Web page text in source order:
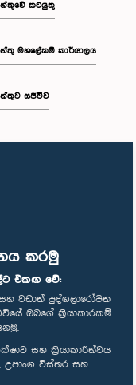
කරමු
එකඟ වේ:
වඩාත් පුද්ගලාරෝපිත
ඔබගේ ක්‍රියාකාරකම්
සහ ක්‍රියාකාරීත්වය
උපාංග විස්තර සහ
කටයුතු
මහලේකම් කාර්යාලය
සජීවීව